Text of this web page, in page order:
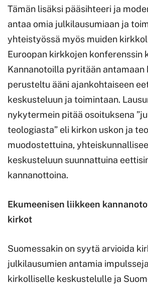
Tämän lisäksi pääsihteeri ja
antaa omia julkilausumiaan ja
yhteistyössä myös muiden
Euroopan kirkkojen konferenssin
Kannanotoilla pyritään antamaan
perusteltu ääni ajankohtaiseen
keskusteluun ja toimintaan.
nykytermein pitää osoituksena
teologiasta” eli kirkon uskon ja
muodostettuina,
keskusteluun suunnattuina
kannanottoina.
Ekumeenisen liikkeen
kirkot
Suomessakin on syytä arvioida
julkilausumien antamia
kirkolliselle keskustelulle ja